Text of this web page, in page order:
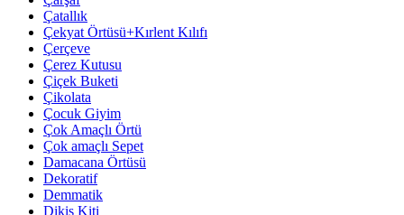
Çatallık
Çekyat Örtüsü+Kırlent Kılıfı
Çerçeve
Çerez Kutusu
Çiçek Buketi
Çikolata
Çocuk Giyim
Çok Amaçlı Örtü
Çok amaçlı Sepet
Damacana Örtüsü
Dekoratif
Demmatik
Dikiş Kiti